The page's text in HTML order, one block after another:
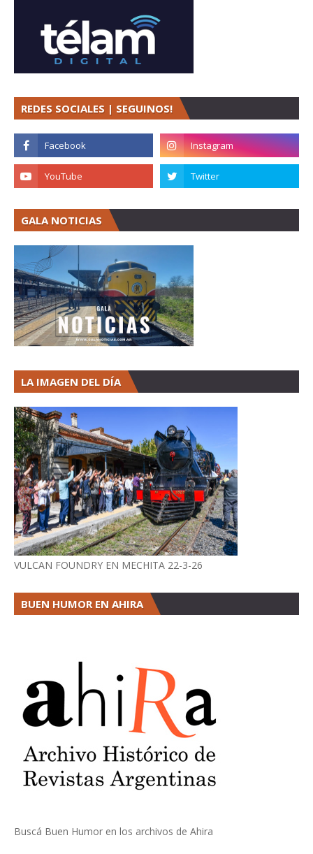
REDES SOCIALES | SEGUINOS!
GALA NOTICIAS
LA IMAGEN DEL DÍA
VULCAN FOUNDRY EN MECHITA 22-3-26
BUEN HUMOR EN AHIRA
Buscá Buen Humor en los archivos de Ahira